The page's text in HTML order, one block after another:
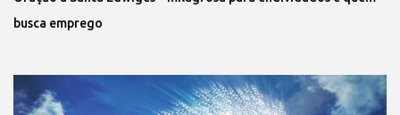
busca emprego